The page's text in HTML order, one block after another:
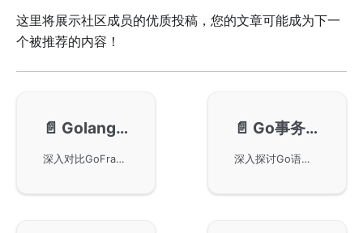
这里将展示社区成员的优质投稿，您的文章可能成为下一
个被推荐的内容！
📄️ Golang框架选型比较: goframe, beego, iris和gin
深入对比GoFrame、Beego、Iris和Gin四大Golang Web框架的特性、优势和实践经验，从模块化设计、易用性、文档完善度、工程化等多个维度进行分析，为团队技术选型提供参考。包含实际项目经验分享及框架迁移案例。
📄️ Go事务处理最佳实践：保证数据一致性的正确方法
深入探讨Go语言中事务处理的最佳实践，包括基本事务操作、隔离级别选择、锁策略优化、模块化设计以及分布式事务解决方案。通过电商订单系统实战案例，演示如何构建高性能、高可靠的事务处理模块，确保数据一致性和系统稳定性